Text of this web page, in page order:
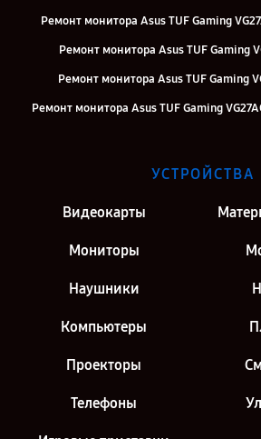
Ремонт монитора Asus TUF Gaming
Ремонт монитора Asus TUF Gaming
Ремонт монитора Asus TUF Gaming
Ремонт монитора Asus TUF Gaming
УСТРОЙСТВА
Видеокарты
Мониторы
Наушники
Компьютеры
Проекторы
Телефоны